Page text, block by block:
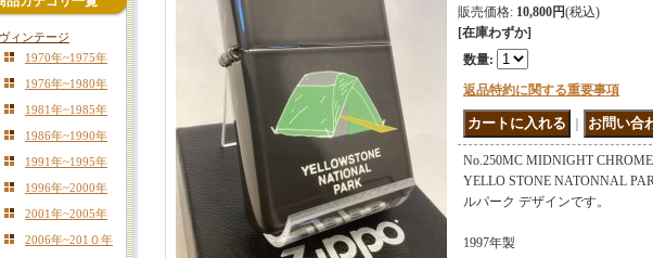
ヴィンテージ
1970年~1975年
1976年~1980年
1981年~1985年
1986年~1990年
1991年~1995年
1996年~2000年
2001年~2005年
2006年~201０年
販売価格: 10,800円(税込)
[在庫わずか]
数量:
返品特約に関する重要事項
No.250MC MIDNIGHT
YELLO STONE NATONNAL
ルパーク デザインです。
1997年製